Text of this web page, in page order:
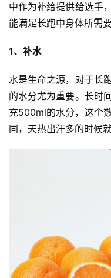
中作为补给提供给选手
能满足长跑中身体所需
1、补水
水是生命之源，对于长
的水分尤为重要。长时
充500ml的水分，这个
同，天热出汗多的时候